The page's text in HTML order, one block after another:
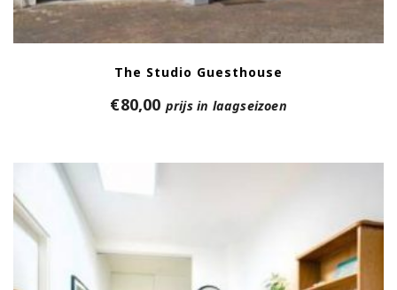
The Studio Guesthouse
€80,00 prijs in laagseizoen